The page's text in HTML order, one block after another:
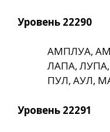
Уровень 22290
АМПЛУА,
ЛАПА,
ПУЛ, АУЛ,
Уровень 22291